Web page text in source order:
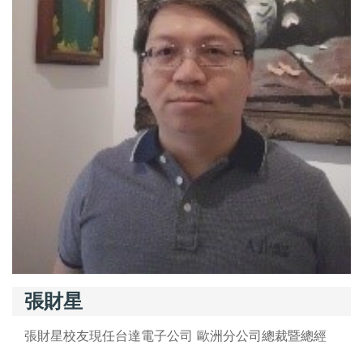
張財星
張財星校友現任台達電子公司 歐洲分公司總裁暨總經